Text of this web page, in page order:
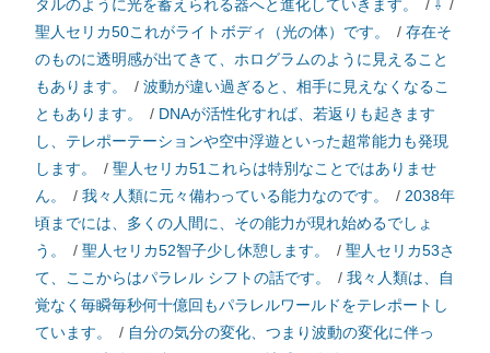
タルのように光を蓄えられる器へと進化していきます。
/ ⇩ /
聖人セリカ50これがライトボディ（光の体）です。
/ 存在そ
のものに透明感が出てきて、ホログラムのように見えること
もあります。
/ 波動が違い過ぎると、相手に見えなくなるこ
ともあります。
/ DNAが活性化すれば、若返りも起きます
し、テレポーテーションや空中浮遊といった超常能力も発現
します。
/ 聖人セリカ51これらは特別なことではありませ
ん。
/ 我々人類に元々備わっている能力なのです。 / 2038年
頃までには、多くの人間に、その能力が現れ始めるでしょ
う。
/ 聖人セリカ52智子少し休憩します。 / 聖人セリカ53さ
て、ここからはパラレル シフトの話です。
/ 我々人類は、自
覚なく毎瞬毎秒何十億回もパラレルワールドをテレポートし
ています。
/ 自分の気分の変化、つまり波動の変化に伴っ